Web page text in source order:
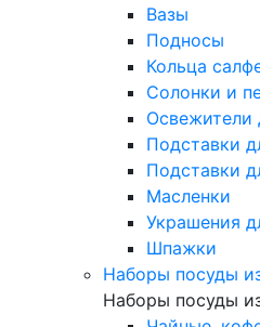
Вазы
Подносы
Кольца
Солонки и
Освежители
Подставки
Подставки
Масленки
Украшения
Шпажки
Наборы посуды
Наборы посуды